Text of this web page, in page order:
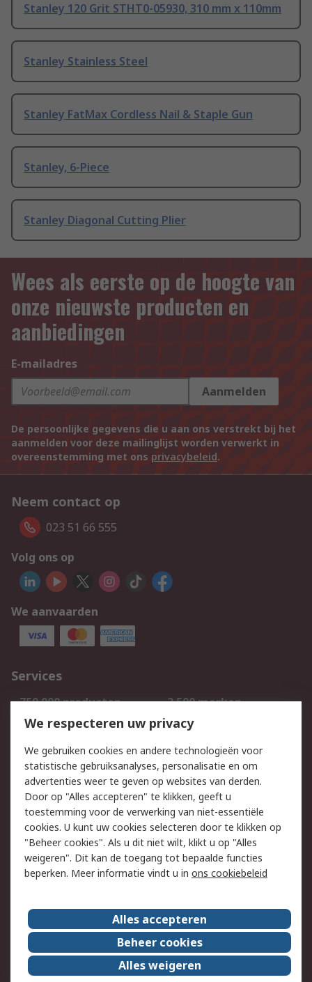
Stanley 120 Grit STHT0-05930, 310 mm x 110mm
Stanley Stainless Steel
Stanley FatMax Cordless Nail & Staple Gun
Stanley, 6-Piece
Stanley Diagonal Cutting Plier
Wees als eerste op de hoogte van
onze nieuwste producten en
aanbiedingen
E-mailadres
Aanmelden
De persoonlijke gegevens die u aan ons verstrekt bij het
aanmelden voor deze mailinglijst worden verwerkt in
overeenstemming met ons privacybeleid.
Neem contact op
023 51 66 555
Volg ons op
We aanvaarden
Services
750.000 producten
2.500 merken
Bestellen
Inkoopoplossingen
Track & Trace
Wettelijk
Cookiebeleid
Email veiligheid
Privacybeleid
Websitevoorwaarden
Algemene
verkoopvoorwaarden
Over RS
RS Group
Over ons
RS wereldwijd
Werken bij RS
ESG
We respecteren uw privacy
We gebruiken cookies en andere technologieën voor
statistische gebruiksanalyses, personalisatie en om
advertenties weer te geven op websites van derden.
Door op "Alles accepteren" te klikken, geeft u
toestemming voor de verwerking van niet-essentiële
cookies. U kunt uw cookies selecteren door te klikken op
"Beheer cookies". Als u dit niet wilt, klikt u op "Alles
weigeren". Dit kan de toegang tot bepaalde functies
beperken. Meer informatie vindt u in ons cookiebeleid
Alles accepteren
Beheer cookies
Alles weigeren